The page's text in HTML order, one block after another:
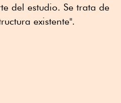
del estudio. Se trata de
existente".